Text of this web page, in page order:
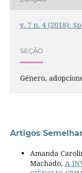
v. 7 n. 4 (2018):
SEÇÃO
Género,
Artigos
Amanda
Machado, A